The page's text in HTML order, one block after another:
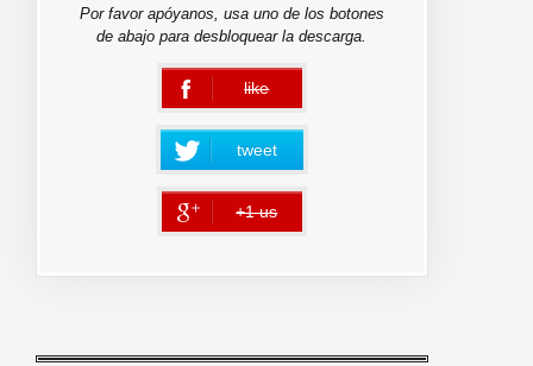
Por favor apóyanos, usa uno de los botones
de abajo para desbloquear la descarga.
like
error
tweet
+1 us
error